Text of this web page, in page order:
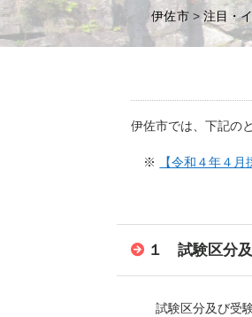
伊佐市 >注目・
伊佐市では、下記の
※ 【令和４年４
１ 試験区分
試験区分及び受験